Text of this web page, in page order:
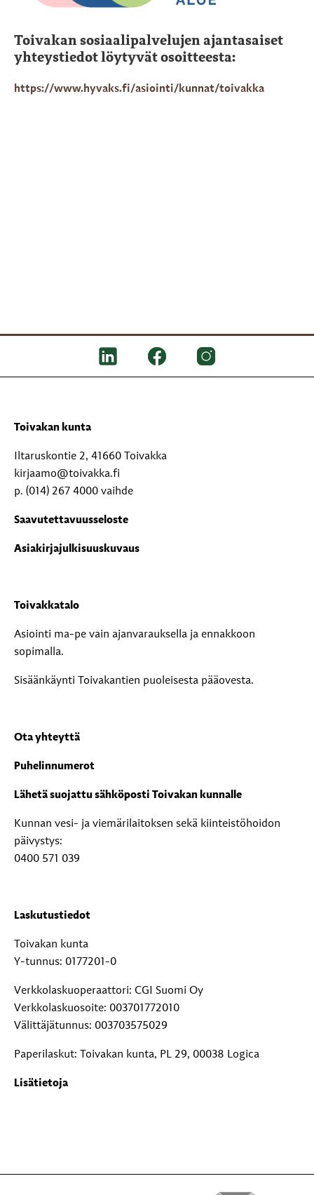
Toivakan sosiaalipalvelujen ajantasaiset
yhteystiedot löytyvät osoitteesta:
https://www.hyvaks.fi/asiointi/kunnat/toivakka
Toivakan kunta
Iltaruskontie 2, 41660 Toivakka
kirjaamo@toivakka.fi
p. (014) 267 4000 vaihde
Saavutettavuusseloste
Asiakirjajulkisuuskuvaus
Toivakkatalo
Asiointi ma-pe vain ajanvarauksella ja ennakkoon
sopimalla.
Sisäänkäynti Toivakantien puoleisesta pääovesta.
Ota yhteyttä
Puhelinnumerot
Lähetä suojattu sähköposti Toivakan kunnalle
Kunnan vesi- ja viemärilaitoksen sekä kiinteistöhoidon
päivystys:
0400 571 039
Laskutustiedot
Toivakan kunta
Y-tunnus: 0177201-0
Verkkolaskuoperaattori: CGI Suomi Oy
Verkkolaskuosoite: 003701772010
Välittäjätunnus: 003703575029
Paperilaskut: Toivakan kunta, PL 29, 00038 Logica
Lisätietoja